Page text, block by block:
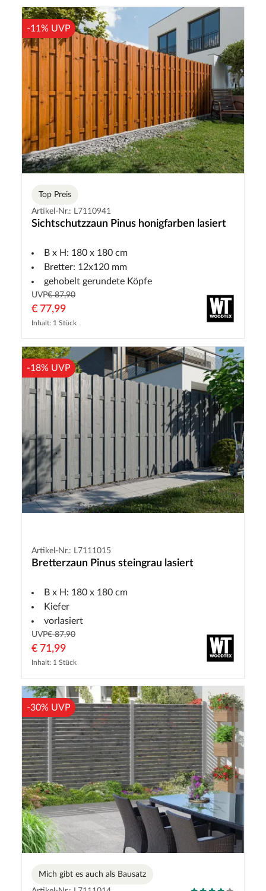
-11% UVP
Top Preis
Artikel-Nr.: L7110941
Sichtschutzzaun Pinus honigfarben lasiert
B x H: 180 x 180 cm
Bretter: 12x120 mm
gehobelt gerundete Köpfe
UVP€ 87,90
€ 77,99
Inhalt: 1 Stück
-18% UVP
Artikel-Nr.: L7111015
Bretterzaun Pinus steingrau lasiert
B x H: 180 x 180 cm
Kiefer
vorlasiert
UVP€ 87,90
€ 71,99
Inhalt: 1 Stück
-30% UVP
Mich gibt es auch als Bausatz